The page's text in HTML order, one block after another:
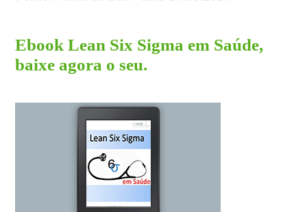
Ebook Lean Six Sigma em Saúde,
baixe agora o seu.